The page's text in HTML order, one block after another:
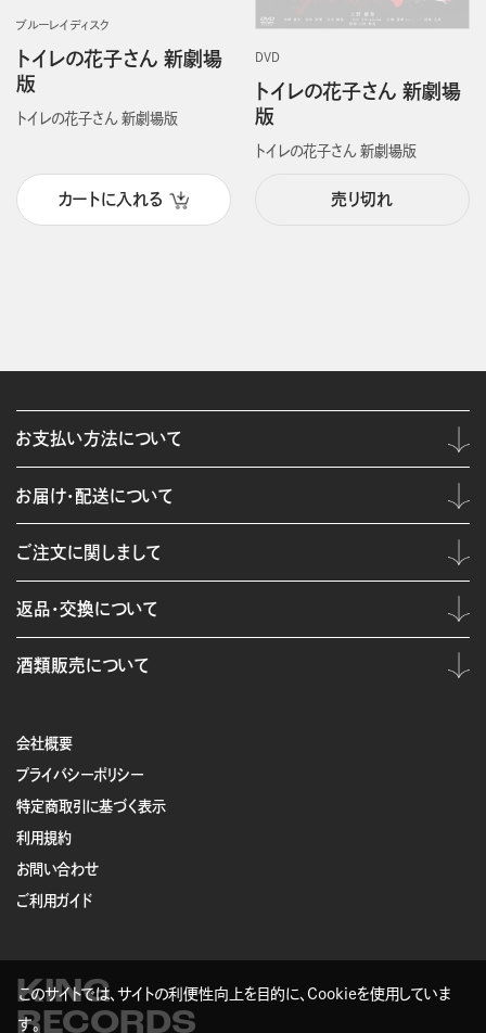
ブルーレイディスク
トイレの花子さん 新劇場
版
トイレの花子さん 新劇場版
カートに入れる
DVD
トイレの花子さん 新劇場
版
トイレの花子さん 新劇場版
売り切れ
会社概要
プライバシーポリシー
特定商取引に基づく表示
利用規約
お問い合わせ
ご利用ガイド
KING
RECORDS
お支払い方法について
お届け・配送について
ご注文に関しまして
返品・交換について
酒類販売について
このサイトでは、サイトの利便性向上を目的に、Cookieを使用していま
す。